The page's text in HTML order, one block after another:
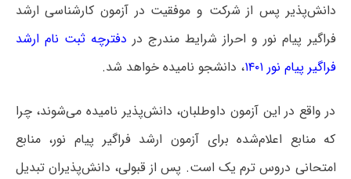
دانش‌پذیر پس از شرکت و موفقیت در آزمون کارشناسی ارشد
فراگیر پیام نور و احراز شرایط مندرج در دفترچه ثبت نام ارشد
فراگیر پیام نور ۱۴۰۱
، دانشجو نامیده خواهد شد.
در واقع در این آزمون داوطلبان، دانش‌پذیر نامیده می‌شوند، چرا
که منابع اعلام‌شده برای آزمون ارشد فراگیر پیام نور، منابع
امتحانی دروس ترم یک است. پس از قبولی، دانش‌پذیران تبدیل